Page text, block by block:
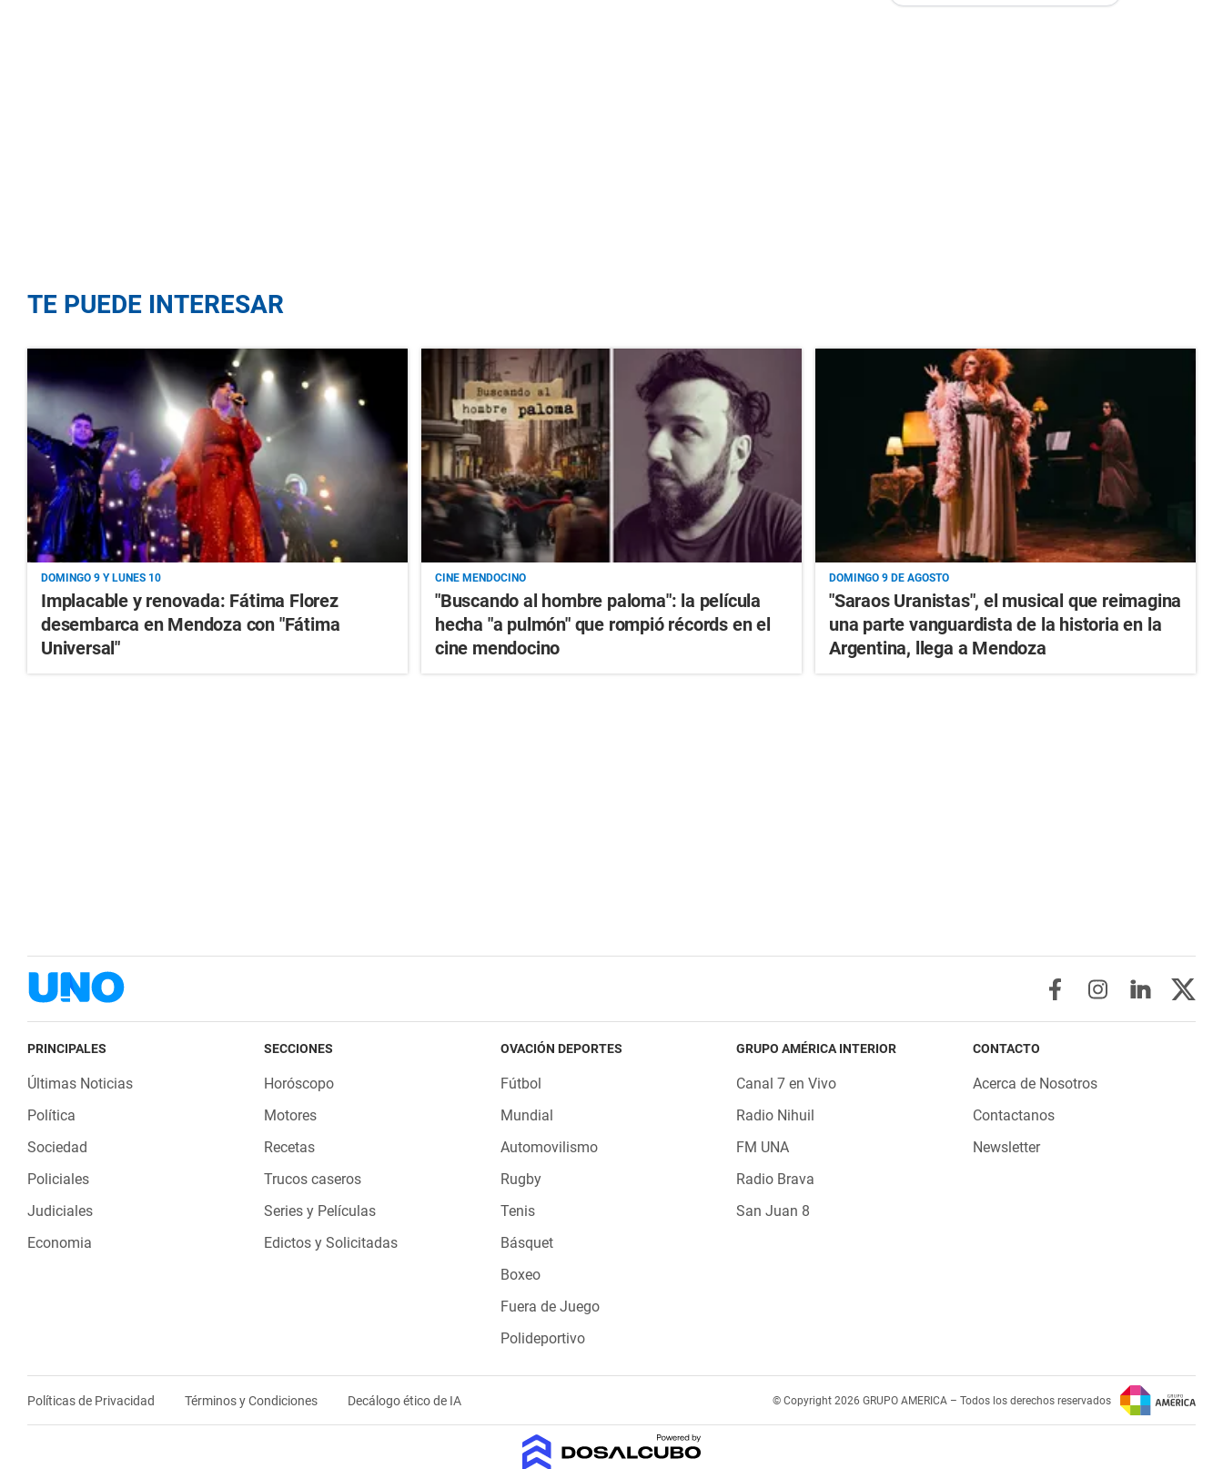
TE PUEDE INTERESAR
DOMINGO 9 Y LUNES 10
Implacable y renovada: Fátima Florez
desembarca en Mendoza con "Fátima
Universal"
CINE MENDOCINO
"Buscando al hombre paloma": la película
hecha "a pulmón" que rompió récords en el
cine mendocino
DOMINGO 9 DE AGOSTO
"Saraos Uranistas", el musical que reimagina
una parte vanguardista de la historia en la
Argentina, llega a Mendoza
PRINCIPALES
Últimas Noticias
Política
Sociedad
Policiales
Judiciales
Economia
SECCIONES
Horóscopo
Motores
Recetas
Trucos caseros
Series y Películas
Edictos y Solicitadas
OVACIÓN DEPORTES
Fútbol
Mundial
Automovilismo
Rugby
Tenis
Básquet
Boxeo
Fuera de Juego
Polideportivo
GRUPO AMÉRICA INTERIOR
Canal 7 en Vivo
Radio Nihuil
FM UNA
Radio Brava
San Juan 8
CONTACTO
Acerca de Nosotros
Contactanos
Newsletter
Políticas de Privacidad Términos y Condiciones Decálogo ético de IA © Copyright 2026 GRUPO AMERICA – Todos los derechos reservados